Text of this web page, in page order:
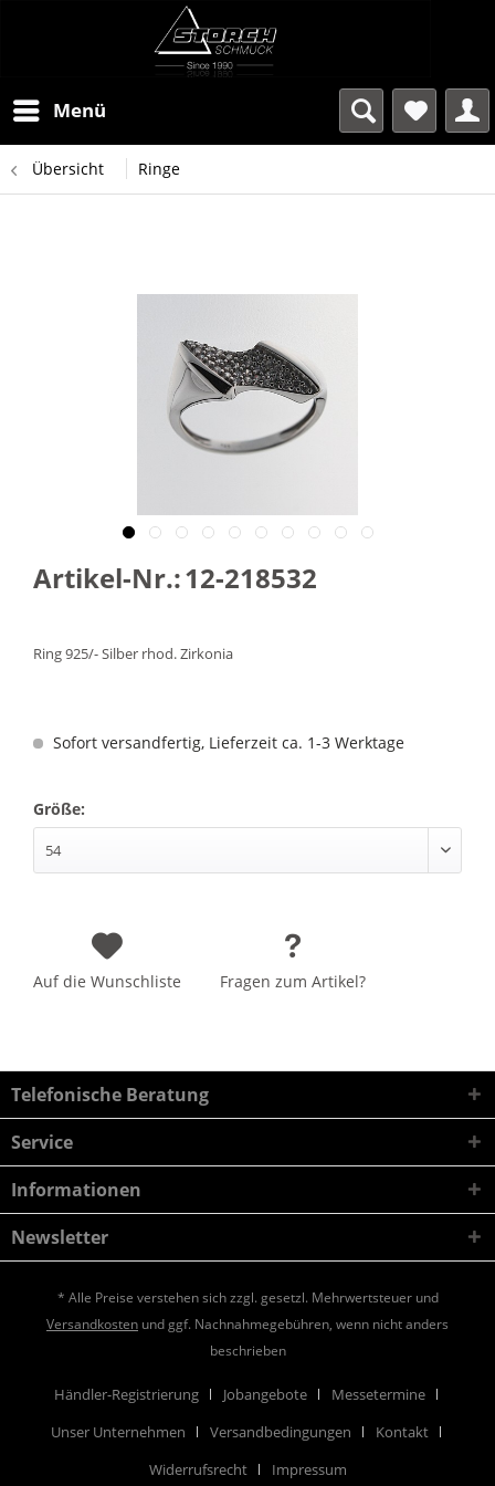
Menü
Übersicht Ringe
Artikel-Nr.:12-218532
Ring 925/- Silber rhod. Zirkonia
Sofort versandfertig, Lieferzeit ca. 1-3 Werktage
Größe:
Auf die Wunschliste Fragen zum Artikel?
Telefonische Beratung
Service
Informationen
Newsletter
* Alle Preise verstehen sich zzgl. gesetzl. Mehrwertsteuer und
Versandkosten und ggf. Nachnahmegebühren, wenn nicht anders
beschrieben
Händler-Registrierung Jobangebote
Messetermine
Unser Unternehmen
Versandbedingungen
Kontakt
Widerrufsrecht
Impressum